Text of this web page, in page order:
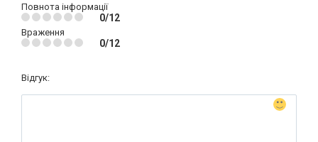
Повнота інформації
0/12
Враження
0/12
Відгук: